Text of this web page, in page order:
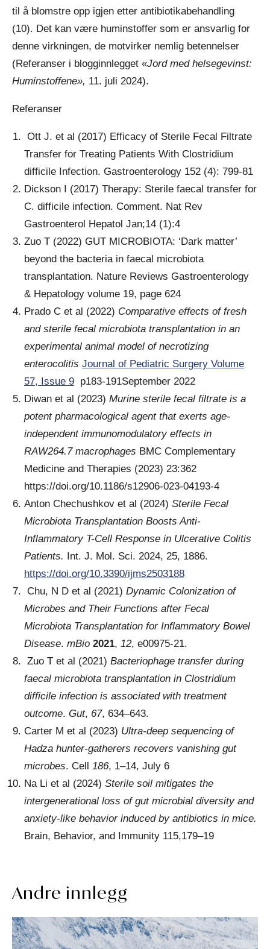
til å blomstre opp igjen etter antibiotikabehandling
(10). Det kan være huminstoffer som er ansvarlig for
denne virkningen, de motvirker nemlig betennelser
(Referanser i blogginnlegget «Jord med helsegevinst:
Huminstoffene», 11. juli 2024).
Referanser
Ott J. et al (2017) Efficacy of Sterile Fecal Filtrate
Transfer for Treating Patients With Clostridium
difficile Infection. Gastroenterology 152 (4): 799-81
Dickson I (2017) Therapy: Sterile faecal transfer for
C. difficile infection. Comment. Nat Rev
Gastroenterol Hepatol Jan;14 (1):4
Zuo T (2022) GUT MICROBIOTA: ‘Dark matter’
beyond the bacteria in faecal microbiota
transplantation. Nature Reviews Gastroenterology
& Hepatology volume 19, page 624
Prado C et al (2022) Comparative effects of fresh
and sterile fecal microbiota transplantation in an
experimental animal model of necrotizing
enterocolitis Journal of Pediatric Surgery Volume
57, Issue 9 p183-191September 2022
Diwan et al (2023) Murine sterile fecal filtrate is a
potent pharmacological agent that exerts age-
independent immunomodulatory effects in
RAW264.7 macrophages BMC Complementary
Medicine and Therapies (2023) 23:362
https://doi.org/10.1186/s12906-023-04193-4
Anton Chechushkov et al (2024) Sterile Fecal
Microbiota Transplantation Boosts Anti-
Inflammatory T-Cell Response in Ulcerative Colitis
Patients. Int. J. Mol. Sci. 2024, 25, 1886.
https://doi.org/10.3390/ijms2503188
Chu, N D et al (2021) Dynamic Colonization of
Microbes and Their Functions after Fecal
Microbiota Transplantation for Inflammatory Bowel
Disease. mBio 2021, 12, e00975-21.
Zuo T et al (2021) Bacteriophage transfer during
faecal microbiota transplantation in Clostridium
difficile infection is associated with treatment
outcome. Gut, 67, 634–643.
Carter M et al (2023) Ultra-deep sequencing of
Hadza hunter-gatherers recovers vanishing gut
microbes. Cell 186, 1–14, July 6
Na Li et al (2024) Sterile soil mitigates the
intergenerational loss of gut microbial diversity and
anxiety-like behavior induced by antibiotics in mice.
Brain, Behavior, and Immunity 115,179–19
Andre innlegg